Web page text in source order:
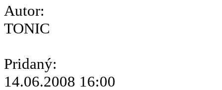
Autor:
TONIC
Pridaný:
14.06.2008 16:00